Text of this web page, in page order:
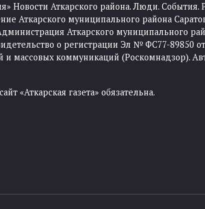
Новости Аткарского района. Люди.
Аткарского муниципального района
Аткарского муниципального
о регистрации Эл № ФС77-89850
массовых коммуникаций (Роскомнадзор).
«Аткарская газета» обязательна.